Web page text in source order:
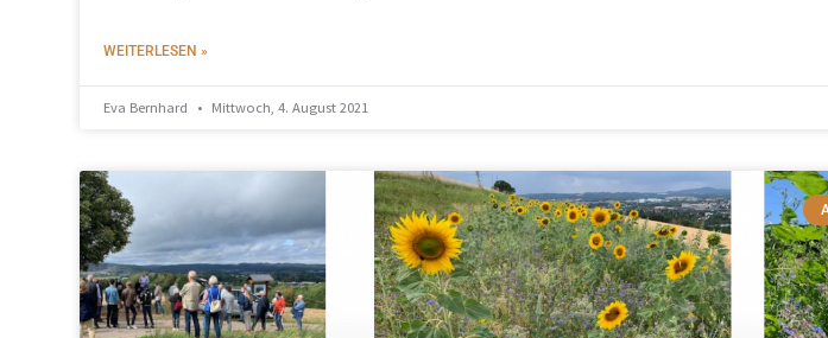
WEITERLESEN »
Eva Bernhard Mittwoch, 4. August 2021